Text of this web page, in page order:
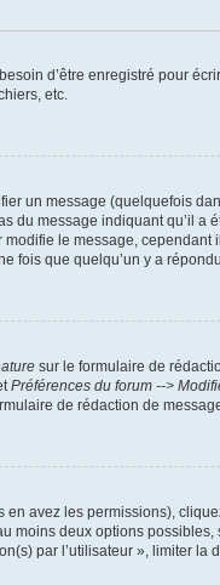
d’être enregistré pour
etc.
un message (quelquefois
du message indiquant qu’il a
le message,
fois que quelqu’un y a répondu.
sur le formulaire de
Préférences du forum -->
de rédaction de
avez les permissions),
moins deux options
par l’utilisateur », limiter la